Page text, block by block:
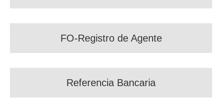
FO-Registro de Agente
Referencia Bancaria